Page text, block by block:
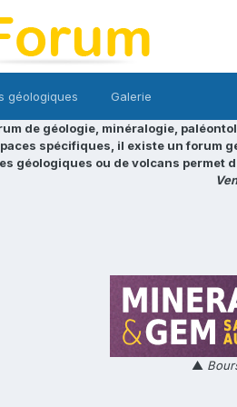
géologiques Galerie
de géologie, minéralogie,
spécifiques, il existe un forum
géologiques ou de volcans permet
▲